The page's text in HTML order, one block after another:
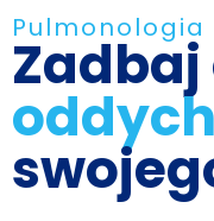
Pulmonologia
Zadbaj